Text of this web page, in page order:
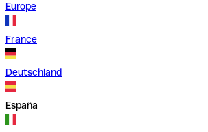
Europe
France
Deutschland
España